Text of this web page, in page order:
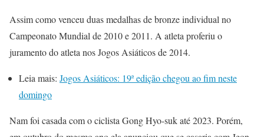
Assim como venceu duas medalhas de bronze individual no
Campeonato Mundial de 2010 e 2011. A atleta proferiu o
juramento do atleta nos Jogos Asiáticos de 2014.
Leia mais: Jogos Asiáticos: 19ª edição chegou ao fim neste
domingo
Nam foi casada com o ciclista Gong Hyo-suk até 2023. Porém,